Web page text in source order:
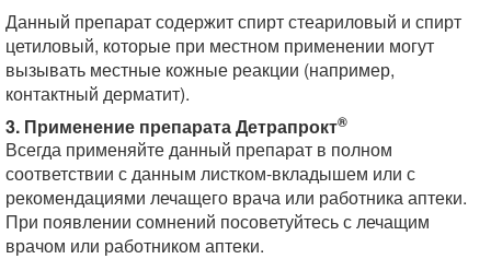
Данный препарат содержит спирт стеариловый и спирт
цетиловый, которые при местном применении могут
вызывать местные кожные реакции (например,
контактный дерматит).
3. Применение препарата Детрапрокт®
Всегда применяйте данный препарат в полном
соответствии с данным листком-вкладышем или с
рекомендациями лечащего врача или работника аптеки.
При появлении сомнений посоветуйтесь с лечащим
врачом или работником аптеки.